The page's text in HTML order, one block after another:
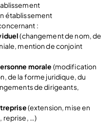
établissement
:
(changement de nom, de
mention de conjoint
morale (modification
de la forme juridique, du
de dirigeants,
(extension, mise en
reprise, …)